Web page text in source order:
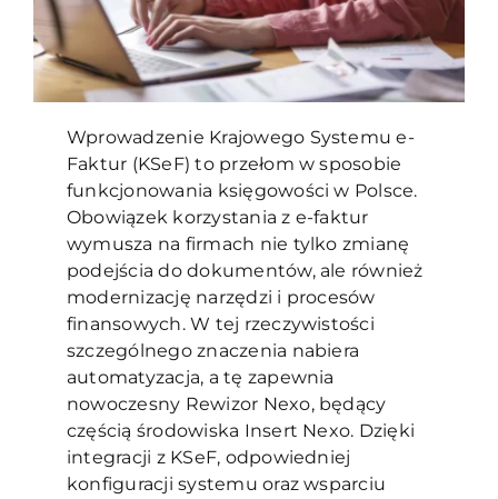
Wprowadzenie Krajowego Systemu e-
Faktur (KSeF) to przełom w sposobie
funkcjonowania księgowości w Polsce.
Obowiązek korzystania z e-faktur
wymusza na firmach nie tylko zmianę
podejścia do dokumentów, ale również
modernizację narzędzi i procesów
finansowych. W tej rzeczywistości
szczególnego znaczenia nabiera
automatyzacja, a tę zapewnia
nowoczesny Rewizor Nexo, będący
częścią środowiska Insert Nexo. Dzięki
integracji z KSeF, odpowiedniej
konfiguracji systemu oraz wsparciu